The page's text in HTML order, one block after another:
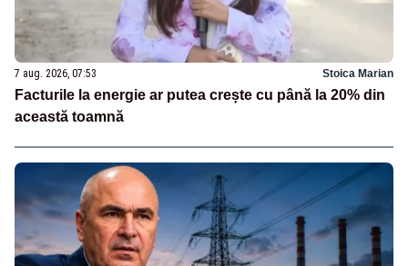
7 aug. 2026, 07:53 Stoica Marian
Facturile la energie ar putea crește cu până la 20% din
această toamnă